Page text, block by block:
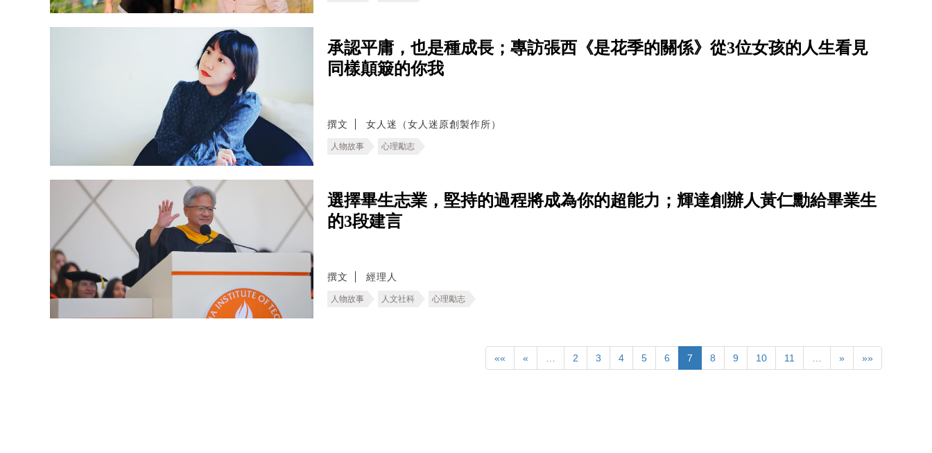
承認平庸，也是種成長；專訪張西《是花季的關係》從3位女孩的人生看見
同樣顛簸的你我
撰文 女人迷（女人迷原創製作所）
人物故事 心理勵志
選擇畢生志業，堅持的過程將成為你的超能力；輝達創辦人黃仁勳給畢業生
的3段建言
撰文 經理人
人物故事 人文社科 心理勵志
«« « … 2 3 4 5 6 7 8 9 10 11 … » »»